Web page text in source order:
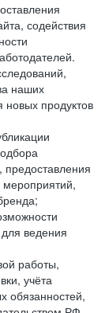
содействия
наших
новых продуктов
предоставления
мероприятий,
ведения
работы,
учёта
обязанностей,